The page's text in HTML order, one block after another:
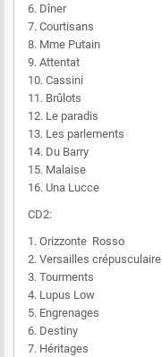
6. Dîner
7. Courtisans
8. Mme Putain
9. Attentat
10. Cassini
11. Brûlots
12. Le paradis
13. Les parlements
14. Du Barry
15. Malaise
16. Una Lucce
CD2:
1. Orizzonte Rosso
2. Versailles crépusculaire
3. Tourments
4. Lupus Low
5. Engrenages
6. Destiny
7. Héritages